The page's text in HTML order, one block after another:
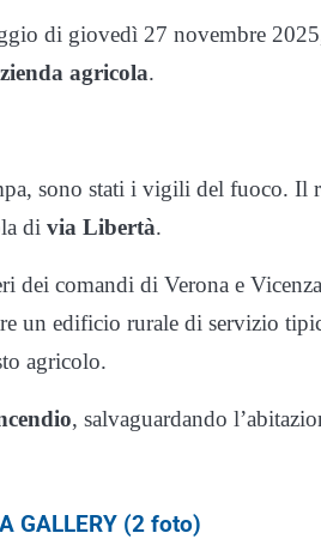
di giovedì 27 novembre
agricola.
sono stati i vigili del fuoco. Il
di via Libertà.
dei comandi di Verona e
un edificio rurale di servizio
agricolo.
, salvaguardando
GALLERY (2 foto)